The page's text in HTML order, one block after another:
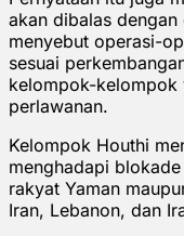
akan dibalas
menyebut operasi-
sesuai
kelompok-kelompok
perlawanan.
Kelompok Houthi
menghadapi
rakyat Yaman
Iran, Lebanon, dan